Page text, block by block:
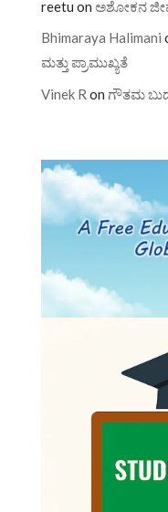
reetu on ಅಶೋಕನ
Bhimaraya Halimani
ಮತ್ತು ಪ್ರಾಮುಖ್ಯತೆ
Vinek R on ಗೌತಮ